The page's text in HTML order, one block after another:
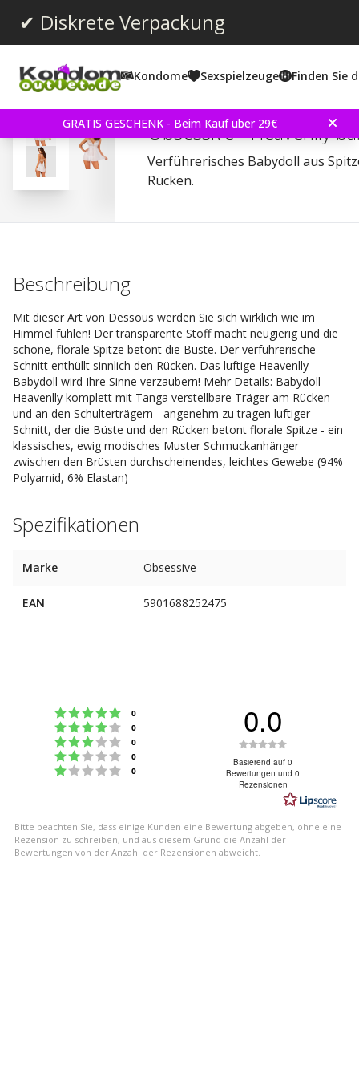
✔ Diskrete Verpackung
Kondome Sexspielzeuge Finden Sie
GRATIS GESCHENK - Beim Kauf über 29€
Obsessive - Heavenlly
Verführerisches Babydoll aus
Rücken.
Beschreibung
Mit dieser Art von Dessous werden Sie sich wirklich wie im
Himmel fühlen! Der transparente Stoff macht neugierig und die
schöne, florale Spitze betont die Büste. Der verführerische
Schnitt enthüllt sinnlich den Rücken. Das luftige Heavenlly
Babydoll wird Ihre Sinne verzaubern! Mehr Details: Babydoll
Heavenlly komplett mit Tanga verstellbare Träger am Rücken
und an den Schulterträgern - angenehm zu tragen luftiger
Schnitt, der die Büste und den Rücken betont florale Spitze - ein
klassisches, ewig modisches Muster Schmuckanhänger
zwischen den Brüsten durchscheinendes, leichtes Gewebe (94%
Polyamid, 6% Elastan)
Spezifikationen
Marke Obsessive
EAN 5901688252475
Bewertung: 5 von 5 Sternen
0
Bewertung: 4 von 5 Sternen
0
Bewertung: 3 von 5 Sternen
0
Bewertung: 2 von 5 Sternen
0
Bewertung: 1 von 5 Sternen
0
0.0
0.0
von
5
Sternen
Basierend auf 0
Bewertungen und 0
Rezensionen
Bitte beachten Sie, dass einige Kunden eine Bewertung abgeben, ohne eine
Rezension zu schreiben, und aus diesem Grund die Anzahl der
Bewertungen von der Anzahl der Rezensionen abweicht.